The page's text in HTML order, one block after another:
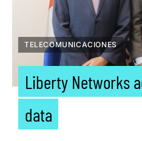
TELECOMUNICACIONES
Liberty Networks
data